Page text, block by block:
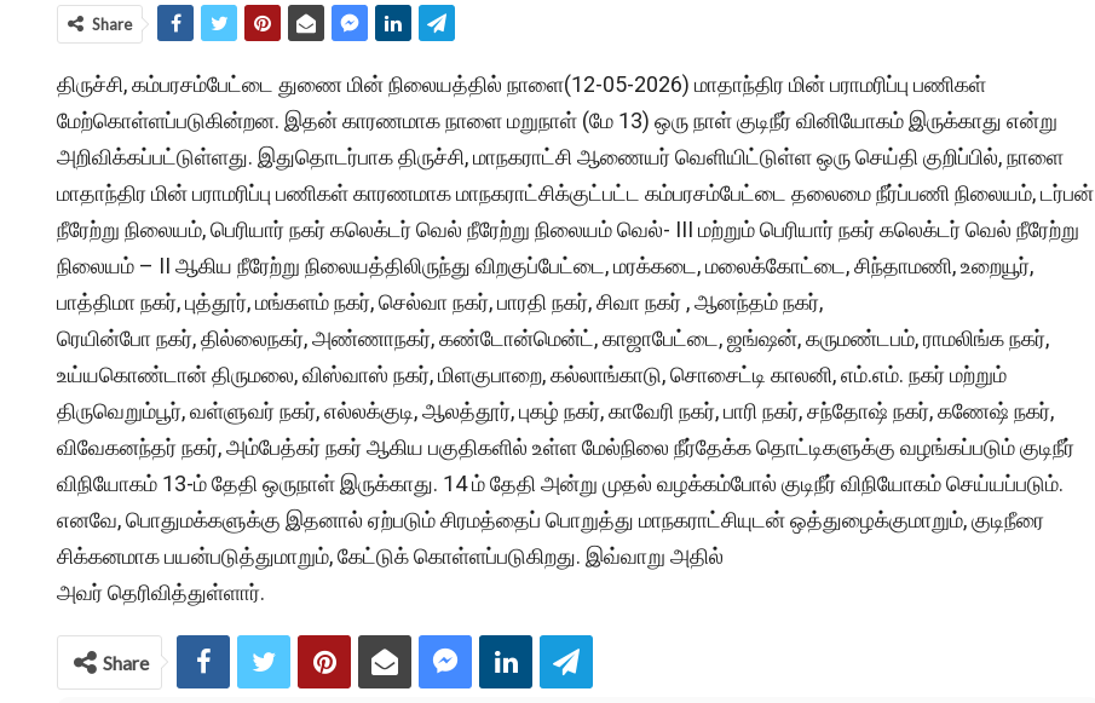
Share
திருச்சி, கம்பரசம்பேட்டை துணை மின் நிலையத்தில் நாளை(12-05-2026) மாதாந்திர மின் பராமரிப்பு பணிகள்
மேற்கொள்ளப்படுகின்றன. இதன் காரணமாக நாளை மறுநாள் (மே 13) ஒரு நாள் குடிநீர் வினியோகம் இருக்காது என்று
அறிவிக்கப்பட்டுள்ளது. இதுதொடர்பாக திருச்சி, மாநகராட்சி ஆணையர் வெளியிட்டுள்ள ஒரு செய்தி குறிப்பில், நாளை
மாதாந்திர மின் பராமரிப்பு பணிகள் காரணமாக மாநகராட்சிக்குட்பட்ட கம்பரசம்பேட்டை தலைமை நீர்ப்பணி நிலையம், டர்பன்
நீரேற்று நிலையம், பெரியார் நகர் கலெக்டர் வெல் நீரேற்று நிலையம் வெல்- III மற்றும் பெரியார் நகர் கலெக்டர் வெல் நீரேற்று
நிலையம் – II ஆகிய நீரேற்று நிலையத்திலிருந்து விறகுப்பேட்டை, மரக்கடை, மலைக்கோட்டை, சிந்தாமணி, உறையூர்,
பாத்திமா நகர், புத்தூர், மங்களம் நகர், செல்வா நகர், பாரதி நகர், சிவா நகர் , ஆனந்தம் நகர்,
ரெயின்போ நகர், தில்லைநகர், அண்ணாநகர், கண்டோன்மென்ட், காஜாபேட்டை, ஜங்ஷன், கருமண்டபம், ராமலிங்க நகர்,
உய்யகொண்டான் திருமலை, விஸ்வாஸ் நகர், மிளகுபாறை, கல்லாங்காடு, சொசைட்டி காலனி, எம்.எம். நகர் மற்றும்
திருவெறும்பூர், வள்ளுவர் நகர், எல்லக்குடி, ஆலத்தூர், புகழ் நகர், காவேரி நகர், பாரி நகர், சந்தோஷ் நகர், கணேஷ் நகர்,
விவேகனந்தர் நகர், அம்பேத்கர் நகர் ஆகிய பகுதிகளில் உள்ள மேல்நிலை நீர்தேக்க தொட்டிகளுக்கு வழங்கப்படும் குடிநீர்
விநியோகம் 13-ம் தேதி ஒருநாள் இருக்காது. 14 ம் தேதி அன்று முதல் வழக்கம்போல் குடிநீர் விநியோகம் செய்யப்படும்.
எனவே, பொதுமக்களுக்கு இதனால் ஏற்படும் சிரமத்தைப் பொறுத்து மாநகராட்சியுடன் ஒத்துழைக்குமாறும், குடிநீரை
சிக்கனமாக பயன்படுத்துமாறும், கேட்டுக் கொள்ளப்படுகிறது. இவ்வாறு அதில்
அவர் தெரிவித்துள்ளார்.
Share